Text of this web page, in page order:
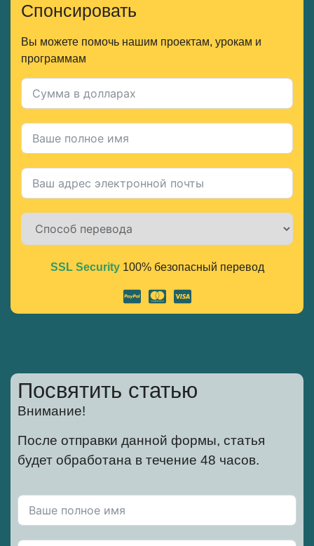
Спонсировать
Вы можете помочь нашим проектам, урокам и
программам
Alternative:
SSL Security100% безопасный перевод
Посвятить статью
Внимание!
После отправки данной формы, статья
будет обработана в течение 48 часов.